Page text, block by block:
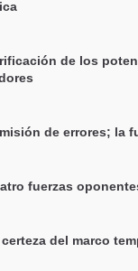
de los
de errores; la
fuerzas
del marco